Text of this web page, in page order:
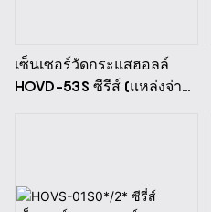
เซ็นเซอร์วัดกระแสฮอลล์
HOVD-53S ซีรีส์ (แหล่งจ่าย